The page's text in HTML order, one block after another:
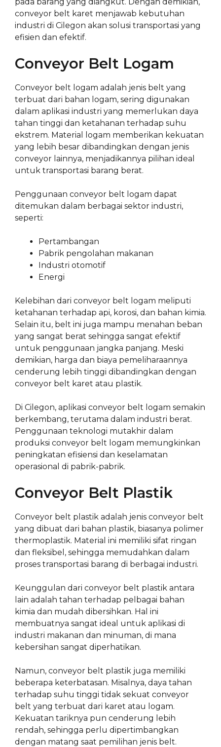
conveyor belt karet menjawab kebutuhan
industri di Cilegon akan solusi transportasi yang
efisien dan efektif.
Conveyor Belt Logam
Conveyor belt logam adalah jenis belt yang
terbuat dari bahan logam, sering digunakan
dalam aplikasi industri yang memerlukan daya
tahan tinggi dan ketahanan terhadap suhu
ekstrem. Material logam memberikan kekuatan
yang lebih besar dibandingkan dengan jenis
conveyor lainnya, menjadikannya pilihan ideal
untuk transportasi barang berat.
Penggunaan conveyor belt logam dapat
ditemukan dalam berbagai sektor industri,
seperti:
Pertambangan
Pabrik pengolahan makanan
Industri otomotif
Energi
Kelebihan dari conveyor belt logam meliputi
ketahanan terhadap api, korosi, dan bahan kimia.
Selain itu, belt ini juga mampu menahan beban
yang sangat berat sehingga sangat efektif
untuk penggunaan jangka panjang. Meski
demikian, harga dan biaya pemeliharaannya
cenderung lebih tinggi dibandingkan dengan
conveyor belt karet atau plastik.
Di Cilegon, aplikasi conveyor belt logam semakin
berkembang, terutama dalam industri berat.
Penggunaan teknologi mutakhir dalam
produksi conveyor belt logam memungkinkan
peningkatan efisiensi dan keselamatan
operasional di pabrik-pabrik.
Conveyor Belt Plastik
Conveyor belt plastik adalah jenis conveyor belt
yang dibuat dari bahan plastik, biasanya polimer
thermoplastik. Material ini memiliki sifat ringan
dan fleksibel, sehingga memudahkan dalam
proses transportasi barang di berbagai industri.
Keunggulan dari conveyor belt plastik antara
lain adalah tahan terhadap pelbagai bahan
kimia dan mudah dibersihkan. Hal ini
membuatnya sangat ideal untuk aplikasi di
industri makanan dan minuman, di mana
kebersihan sangat diperhatikan.
Namun, conveyor belt plastik juga memiliki
beberapa keterbatasan. Misalnya, daya tahan
terhadap suhu tinggi tidak sekuat conveyor
belt yang terbuat dari karet atau logam.
Kekuatan tariknya pun cenderung lebih
rendah, sehingga perlu dipertimbangkan
dengan matang saat pemilihan jenis belt.